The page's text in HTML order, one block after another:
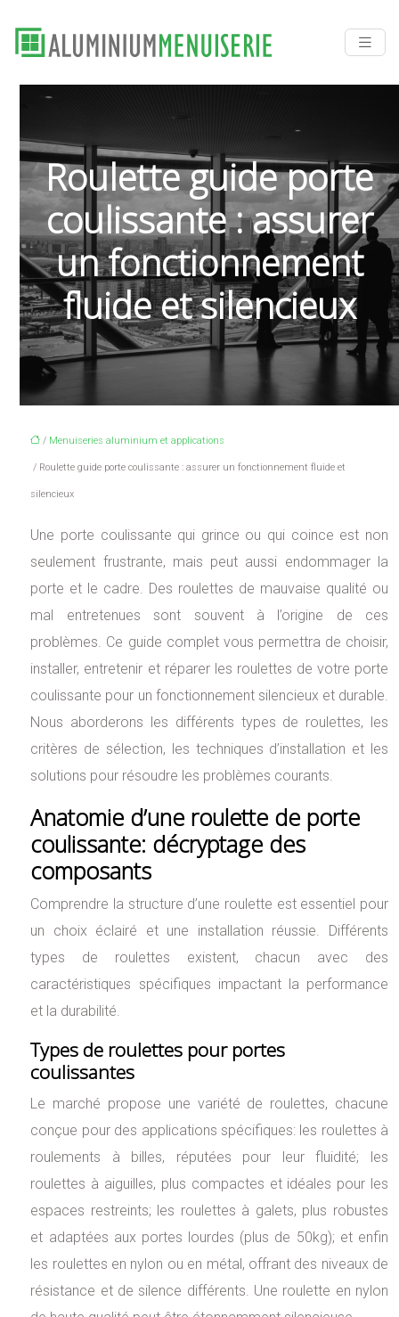
Roulette guide porte
coulissante : assurer
un fonctionnement
fluide et silencieux
/ Menuiseries aluminium et applications
/ Roulette guide porte coulissante : assurer un fonctionnement fluide et
silencieux
Une porte coulissante qui grince ou qui coince est non
seulement frustrante, mais peut aussi endommager la
porte et le cadre. Des roulettes de mauvaise qualité ou
mal entretenues sont souvent à l’origine de ces
problèmes. Ce guide complet vous permettra de choisir,
installer, entretenir et réparer les roulettes de votre porte
coulissante pour un fonctionnement silencieux et durable.
Nous aborderons les différents types de roulettes, les
critères de sélection, les techniques d’installation et les
solutions pour résoudre les problèmes courants.
Anatomie d’une roulette de porte
coulissante: décryptage des
composants
Comprendre la structure d’une roulette est essentiel pour
un choix éclairé et une installation réussie. Différents
types de roulettes existent, chacun avec des
caractéristiques spécifiques impactant la performance
et la durabilité.
Types de roulettes pour portes
coulissantes
Le marché propose une variété de roulettes, chacune
conçue pour des applications spécifiques: les roulettes à
roulements à billes, réputées pour leur fluidité; les
roulettes à aiguilles, plus compactes et idéales pour les
espaces restreints; les roulettes à galets, plus robustes
et adaptées aux portes lourdes (plus de 50kg); et enfin
les roulettes en nylon ou en métal, offrant des niveaux de
résistance et de silence différents. Une roulette en nylon